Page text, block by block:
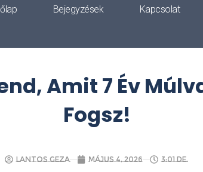
Bejegyzések Kapcsolat
Amit 7 Év
Fogsz!
Lantos Geza május 4, 2026 3:01 de.